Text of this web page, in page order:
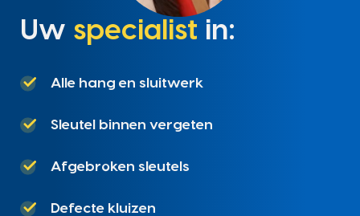
Uw specialist in:
Alle hang en sluitwerk
Sleutel binnen vergeten
Afgebroken sleutels
Defecte kluizen